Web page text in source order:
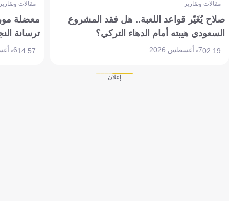
مقالات وتقارير
صلاح يُغَيّر قواعد اللعبة.. هل فقد المشروع
السعودي هيبته أمام الدهاء التركي؟
02:197 أغسطس 2026
مقالات
معضلة
ترسانة
14:576 أغسطس 2026
إعلان